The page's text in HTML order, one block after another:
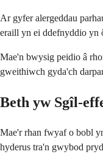
Ar gyfer alergeddau
eraill yn ei ddefnyddio yn
Mae'n bwysig peidio â
gweithiwch gyda'ch
Beth yw Sgîl-
Mae'r rhan fwyaf o bobl
hyderus tra'n gwybod